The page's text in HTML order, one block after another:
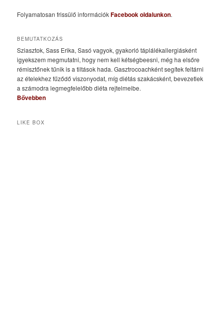
Folyamatosan frissülő információkFacebook oldalunkon.
BEMUTATKOZÁS
Sziasztok, Sass Erika, Sasó vagyok, gyakorló táplálékallergiásként
igyekszem megmutatni, hogy nem kell kétségbeesni, még ha elsőre
rémisztőnek tűnik is a tiltások hada. Gasztrocoachként segítek feltárni
az ételekhez fűződő viszonyodat, míg diétás szakácsként, bevezetlek
a számodra legmegfelelőbb diéta rejtelmeibe.
Bővebben
LIKE BOX